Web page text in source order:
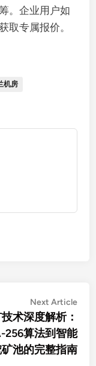
。企业用户如
取专属报价。
机房
Next Article
术深度解析：
256算法到智能
池的完整指南